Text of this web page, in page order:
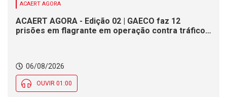
ACAERT AGORA
ACAERT AGORA - Edição 02 | GAECO faz 12
prisões em flagrante em operação contra tráfico
cerâmica em SC
06/08/2026
OUVIR 01:00